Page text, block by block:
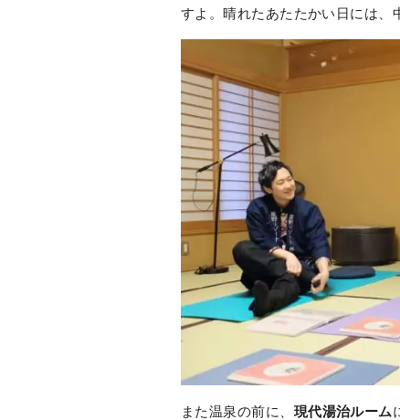
すよ。晴れたあたたかい日には、
また温泉の前に、 現代湯治ルーム